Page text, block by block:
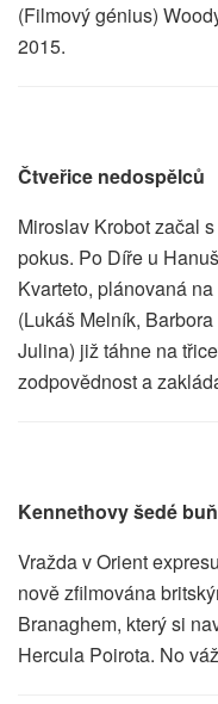
(Filmový génius)
2015.
Čtveřice nedospělců
Miroslav Krobot začal
pokus. Po Díře u
Kvarteto, plánovaná
(Lukáš Melník,
Julina) již táhne na
zodpovědnost a
Kennethovy šedé
Vražda v Orient
nově zfilmována
Branaghem, který si
Hercula Poirota. No